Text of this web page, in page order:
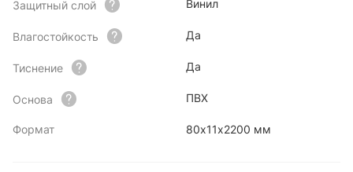
Защитный слой Винил
Влагостойкость Да
Тиснение Да
Основа ПВХ
Формат 80х11х2200 мм